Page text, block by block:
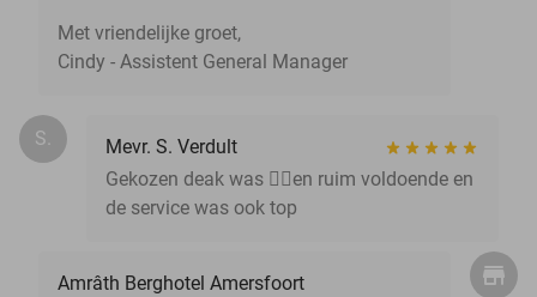
Met vriendelijke groet,
Cindy - Assistent General Manager
S.
Mevr. S. Verdult
Gekozen deak was 👌🏽en ruim voldoende en
de service was ook top
Amrâth Berghotel Amersfoort